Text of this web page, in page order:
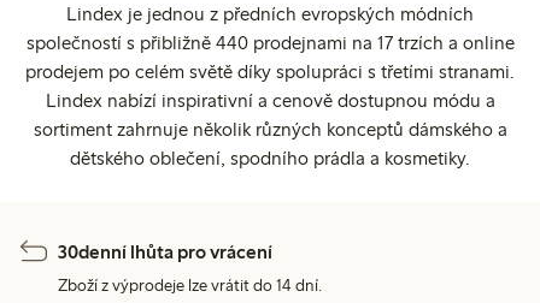
Lindex je jednou z předních evropských módních
společností s přibližně 440 prodejnami na 17 trzích a online
prodejem po celém světě díky spolupráci s třetími stranami.
Lindex nabízí inspirativní a cenově dostupnou módu a
sortiment zahrnuje několik různých konceptů dámského a
dětského oblečení, spodního prádla a kosmetiky.
30denní lhůta pro vrácení
Zboží z výprodeje lze vrátit do 14 dní.